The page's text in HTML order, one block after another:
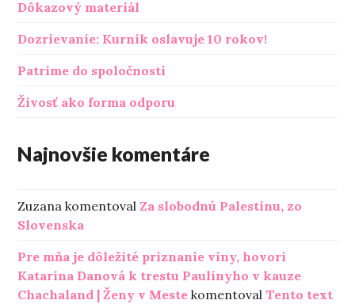
Dôkazový materiál
Dozrievanie: Kurník oslavuje 10 rokov!
Patríme do spoločnosti
Živosť ako forma odporu
Najnovšie komentáre
Zuzana komentoval Za slobodnú Palestínu, zo
Slovenska
Pre mňa je dôležité priznanie viny, hovorí
Katarína Danová k trestu Paulínyho v kauze
Chachaland | Ženy v Meste komentoval Tento text